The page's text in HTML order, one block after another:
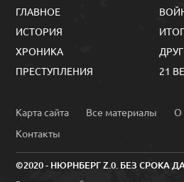
ГЛАВНОЕ
ИСТОРИЯ
ХРОНИКА
ПРЕСТУПЛЕНИЯ
ИТОГ
21
Карта сайта Все материалы
О
Контакты
©2020 - НЮРНБЕРГ Z.0. БЕЗ СРОКА